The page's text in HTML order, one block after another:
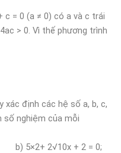
c = 0 (a ≠ 0) có a và c trái
> 0. Vì thế phương trình
xác định các hệ số a, b, c,
nghiệm của mỗi
2√10x + 2 = 0;